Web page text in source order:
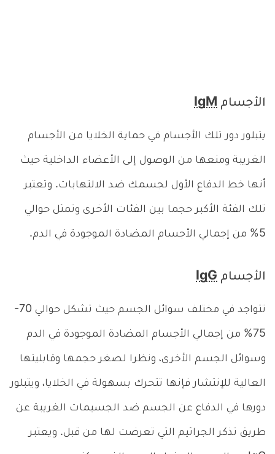
الأجسام IgM
يتبلور دور تلك الأجسام في حماية الخلايا من الأجسام
الغريبة ومنعها من الوصول إلى الأعضاء الداخلية حيث
أنها خط الدفاع الأول لجسمك ضد الالتهابات. وتعتبر
تلك الفئة الأكبر حجما بين الفئات الأخرى وتمثل حوالي
5% من إجمالي الأجسام المضادة الموجودة في الدم.
الأجسام IgG
تتواجد في مختلف سوائل الجسم حيث تشكل حوالي 70-
75% من إجمالي الأجسام المضادة الموجودة في الدم
وسوائل الجسم الأخرى، ونظرا لصغر حجمها وقابليتها
العالية للإنتشار فإنها تتحرك بسهولة في الخلايا، ويتبلور
دورها في الدفاع عن الجسم ضد الجسيمات الغريبة عن
طريق تذكر الجراثيم التي تعرضت لها من قبل. ويعتبر